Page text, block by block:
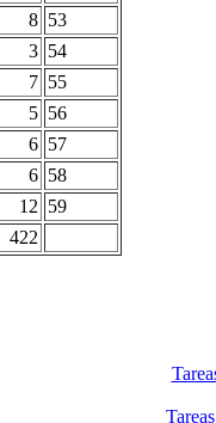
8 53
3 54
7 55
5 56
6 57
6 58
12 59
422